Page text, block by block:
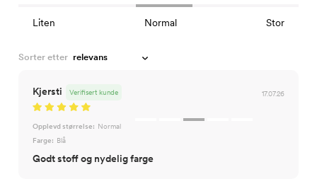
Liten Normal Stor
Sorter etter
Kjersti 17.07.26
Verifisert kunde
Opplevd størrelse: Normal
Farge: Blå
Godt stoff og nydelig farge